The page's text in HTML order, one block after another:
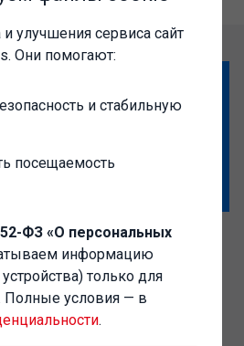
– выгодный доступ к
Инфостарт
улучшения сервиса сайт
Они помогают:
и стабильную
посещаемость
ФЗ «О персональных
информацию
только для
Полные условия — в
.